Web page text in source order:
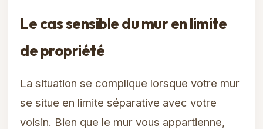
Le cas sensible du mur en limite
de propriété
La situation se complique lorsque votre mur
se situe en limite séparative avec votre
voisin. Bien que le mur vous appartienne,